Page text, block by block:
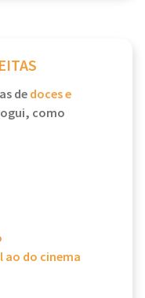
dedoces e
como
ao do cinema